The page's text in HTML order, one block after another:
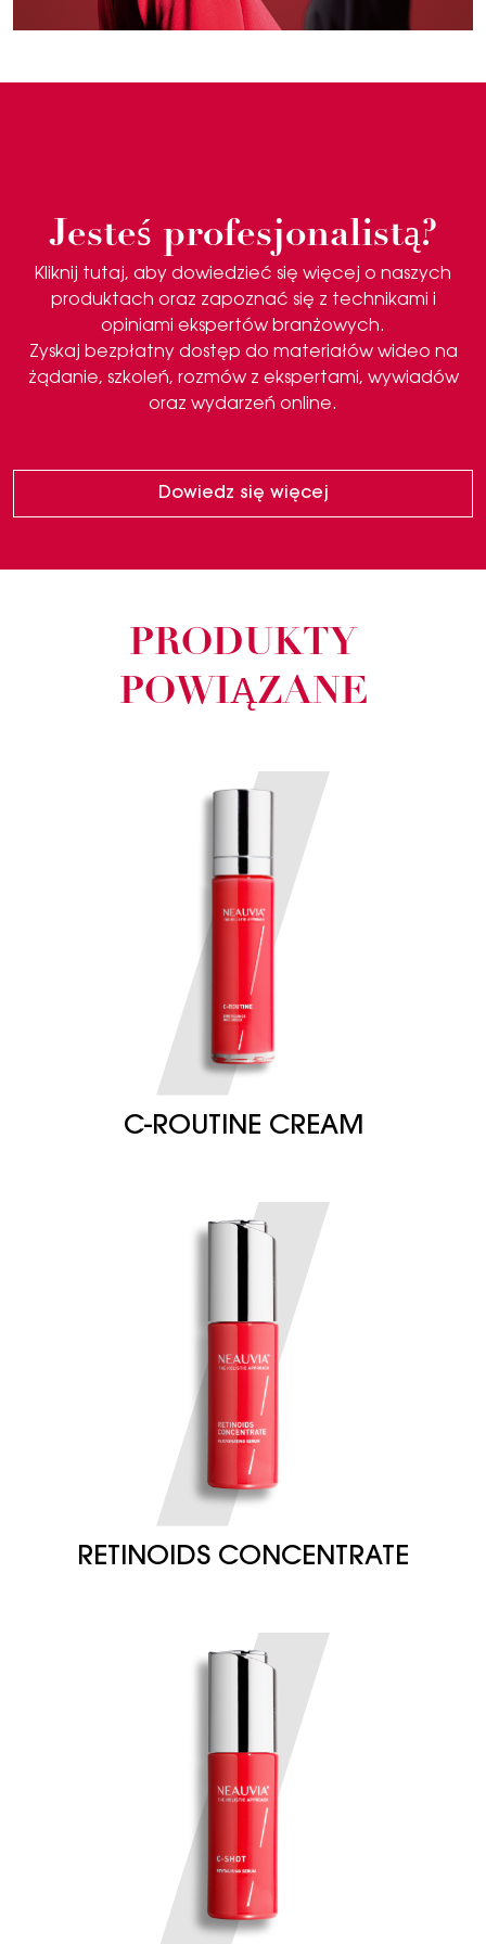
Jesteś profesjonalistą?
Kliknij tutaj, aby dowiedzieć się więcej o naszych
produktach oraz zapoznać się z technikami i
opiniami ekspertów branżowych.
Zyskaj bezpłatny dostęp do materiałów wideo na
żądanie, szkoleń, rozmów z ekspertami, wywiadów
oraz wydarzeń online.
Dowiedz się więcej
PRODUKTY
POWIĄZANE
C-ROUTINE CREAM
RETINOIDS CONCENTRATE